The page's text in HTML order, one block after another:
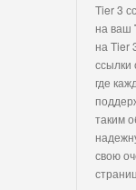
Tier 3
на ваш
на Tier
ссылки
где
таким
свою